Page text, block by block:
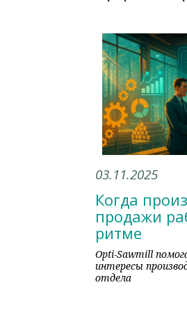
03.11.2025
Когда
продажи
ритме
Opti-Sawmill
интересы
отдела